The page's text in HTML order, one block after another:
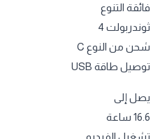
فائقة التنوع
ثوندربولت 4
شحن من النوع C
توصيل طاقة USB
يصل إلى
16.6 ساعة
تشغيل الفيديو